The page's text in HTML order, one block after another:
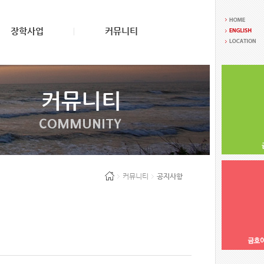
장학사업 커뮤니티
커뮤니티
COMMUNITY
커뮤니티 공지사항